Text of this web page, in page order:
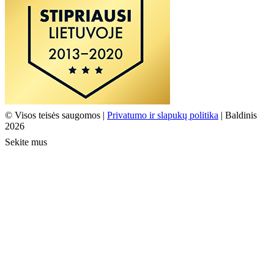
© Visos teisės saugomos | Privatumo ir slapukų politika | Baldinis
2026
Sekite mus